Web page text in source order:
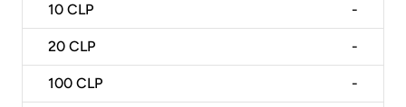
10 CLP -
20 CLP -
100 CLP -